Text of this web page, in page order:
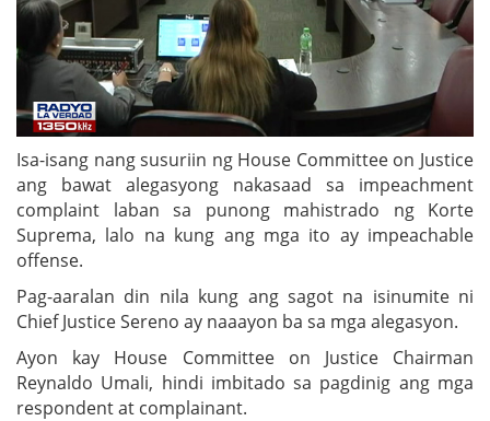
Isa-isang nang susuriin ng House Committee on Justice
ang bawat alegasyong nakasaad sa impeachment
complaint laban sa punong mahistrado ng Korte
Suprema, lalo na kung ang mga ito ay impeachable
offense.
Pag-aaralan din nila kung ang sagot na isinumite ni
Chief Justice Sereno ay naaayon ba sa mga alegasyon.
Ayon kay House Committee on Justice Chairman
Reynaldo Umali, hindi imbitado sa pagdinig ang mga
respondent at complainant.